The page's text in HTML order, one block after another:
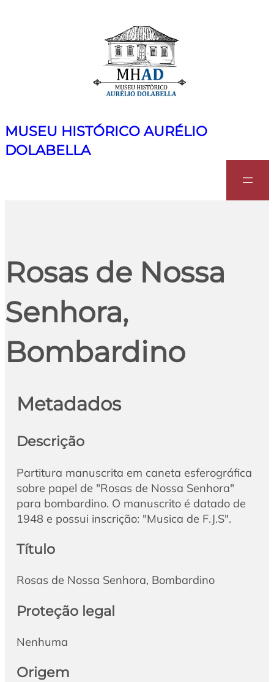
MUSEU HISTÓRICO AURÉLIO
DOLABELLA
Rosas de Nossa
Senhora,
Bombardino
Metadados
Descrição
Partitura manuscrita em caneta esferográfica
sobre papel de "Rosas de Nossa Senhora"
para bombardino. O manuscrito é datado de
1948 e possui inscrição: "Musica de F.J.S".
Título
Rosas de Nossa Senhora, Bombardino
Proteção legal
Nenhuma
Origem